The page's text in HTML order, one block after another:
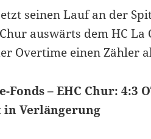
seinen Lauf an der
auswärts dem HC La
Overtime einen Zähler
Fonds – EHC Chur: 4:3
Verlängerung